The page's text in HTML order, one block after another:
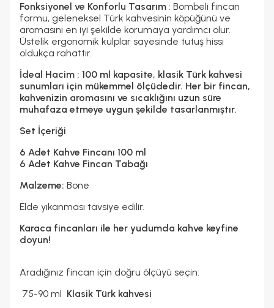
Fonksiyonel ve Konforlu Tasarım : Bombeli fincan
formu, geleneksel Türk kahvesinin köpüğünü ve
aromasını en iyi şekilde korumaya yardımcı olur.
Üstelik ergonomik kulplar sayesinde tutuş hissi
oldukça rahattır.
İdeal Hacim : 100 ml kapasite, klasik Türk kahvesi
sunumları için mükemmel ölçüdedir. Her bir fincan,
kahvenizin aromasını ve sıcaklığını uzun süre
muhafaza etmeye uygun şekilde tasarlanmıştır.
Set İçeriği
6 Adet Kahve Fincanı 100 ml
6 Adet Kahve Fincan Tabağı
Malzeme: Bone
Elde yıkanması tavsiye edilir.
Karaca fincanları ile her yudumda kahve keyfine
doyun!
Aradığınız fincan için doğru ölçüyü seçin:
75-90 ml Klasik Türk kahvesi